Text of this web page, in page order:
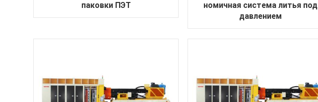
паковки ПЭТ
номичная система литья под
давлением